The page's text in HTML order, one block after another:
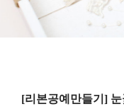
[리본공예만들기]